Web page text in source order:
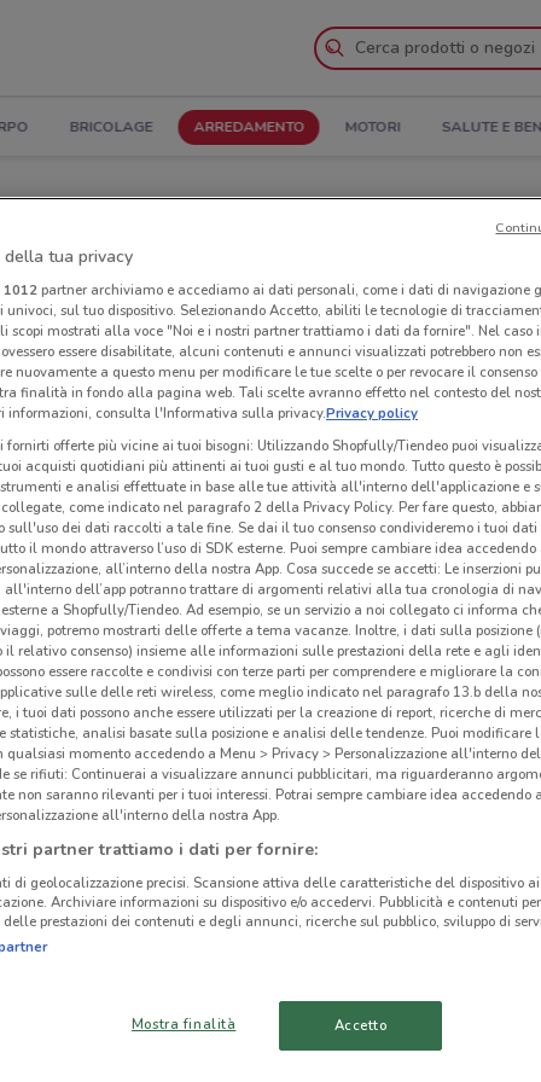
BRICOLAGE ARREDAMENTO MOTORI SALUTE E
e Indirizzi
Nuovarredo a Andria
-
della tua privacy
1012partner archiviamo e accediamo ai dati personali, come i dati di navigazione
sul tuo dispositivo. Selezionando Accetto, abiliti le tecnologie di
scopi mostrati alla voce "Noi e i nostri partner trattiamo i dati da fornire". Nel caso
essere disabilitate, alcuni contenuti e annunci visualizzati potrebbero non
nuovamente a questo menu per modificare le tue scelte o per revocare il
finalità in fondo alla pagina web. Tali scelte avranno effetto nel contesto del
informazioni, consulta l'Informativa sulla privacy.Privacy policy
fornirti offerte più vicine ai tuoi bisogni: Utilizzando Shopfully/Tiendeo puoi
acquisti quotidiani più attinenti ai tuoi gusti e al tuo mondo. Tutto questo è
e analisi effettuate in base alle tue attività all'interno dell'applicazione e
come indicato nel paragrafo 2 della Privacy Policy. Per fare questo,
sull'uso dei dati raccolti a tale fine. Se dai il tuo consenso condivideremo i tuoi dati
il mondo attraverso l’uso di SDK esterne. Puoi sempre cambiare idea accedendo
all’interno della nostra App. Cosa succede se accetti: Le inserzioni
all'interno dell’app potranno trattare di argomenti relativi alla tua cronologia di
a Shopfully/Tiendeo. Ad esempio, se un servizio a noi collegato ci informa
potremo mostrarti delle offerte a tema vacanze. Inoltre, i dati sulla posizione
il relativo consenso) insieme alle informazioni sulle prestazioni della rete e agli
essere raccolte e condivisi con terze parti per comprendere e migliorare la
sulle delle reti wireless, come meglio indicato nel paragrafo 13.b della
i tuoi dati possono anche essere utilizzati per la creazione di report, ricerche di
statistiche, analisi basate sulla posizione e analisi delle tendenze. Puoi modificare
qualsiasi momento accedendo a Menu > Privacy > Personalizzazione all'interno
se rifiuti: Continuerai a visualizzare annunci pubblicitari, ma riguarderanno
non saranno rilevanti per i tuoi interessi. Potrai sempre cambiare idea accedendo
all'interno della nostra App.
partner trattiamo i dati per fornire:
di geolocalizzazione precisi. Scansione attiva delle caratteristiche del dispositivo
Archiviare informazioni su dispositivo e/o accedervi. Pubblicità e contenuti
prestazioni dei contenuti e degli annunci, ricerche sul pubblico, sviluppo di
Mostra finalità Accetto